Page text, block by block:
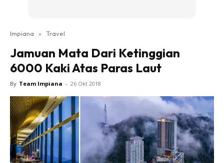
Ruang Makan
Ruang Tamu
Direktori
Interior Design
Landskap
DIY
Bilik Air
Impiana » Travel
Jamuan Mata Dari Ketinggian
6000 Kaki Atas Paras Laut
By Team Impiana - 26 Okt 2018